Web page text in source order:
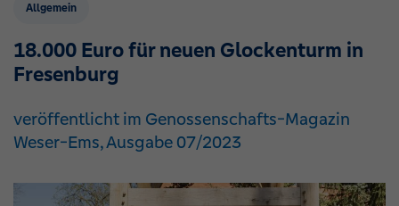
Allgemein
18.000 Euro für neuen Glockenturm in
Fresenburg
veröffentlicht im Genossenschafts-Magazin
Weser-Ems, Ausgabe 07/2023